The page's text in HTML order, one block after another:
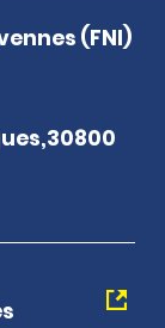
(FNI)